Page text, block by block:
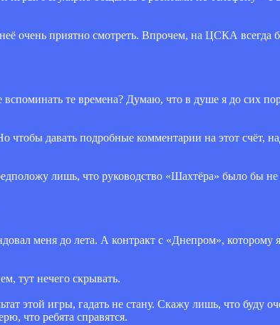
очень приятно смотреть. Впрочем, на ЦСКА всегда
те времена? Думаю, что в душе я до сих
давать подробные комментарии на этот счёт,
лишь, что руководство «Шахтёра» было бы не
меня до лета. А контракт с «Днепром», которому
тут нечего скрывать.
этой игры, гадать не стану. Скажу лишь, что буду
что ребята справятся.